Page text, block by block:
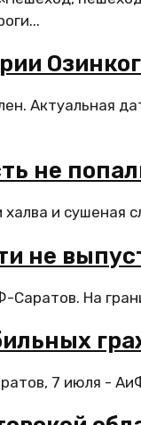
Актуальная
не
и сушеная
не
На
7 июля -